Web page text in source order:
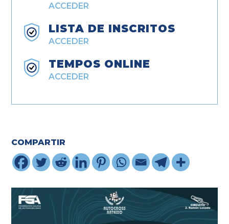
ACCEDER
LISTA DE INSCRITOS
ACCEDER
TEMPOS ONLINE
ACCEDER
COMPARTIR